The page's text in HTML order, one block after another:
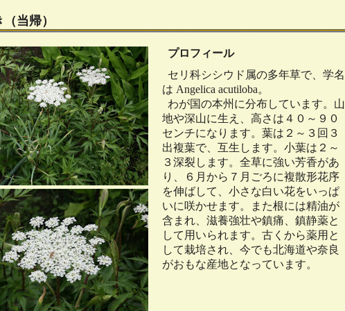
当帰）
プロフィール
セリ科シシウド属の多年草で、学名
は Angelica acutiloba。
わが国の本州に分布しています。山
地や深山に生え、高さは４０～９０
センチになります。葉は２～３回３
出複葉で、互生します。小葉は２～
３深裂します。全草に強い芳香があ
り、６月から７月ごろに複散形花序
を伸ばして、小さな白い花をいっぱ
いに咲かせます。また根には精油が
含まれ、滋養強壮や鎮痛、鎮静薬と
して用いられます。古くから薬用と
して栽培され、今でも北海道や奈良
がおもな産地となっています。